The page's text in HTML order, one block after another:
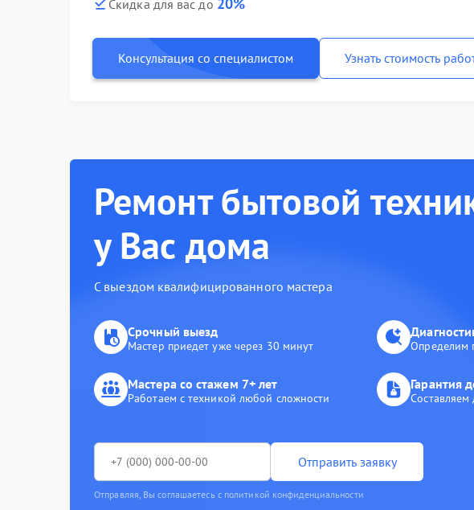
Скидка для вас до
Консультация со специалистом Узнать стоимость
Ремонт бытовой
у Вас дома
С выездом квалифицированного мастера
Срочный выезд
Мастер приедет уже через 30 минут Определим
Мастера со стажем 7+ лет
Работаем с техникой любой сложности
Гарантия
Составляем
Отправить заявку
Отправляя, Вы соглашаетесь с политикой конфиденциальности